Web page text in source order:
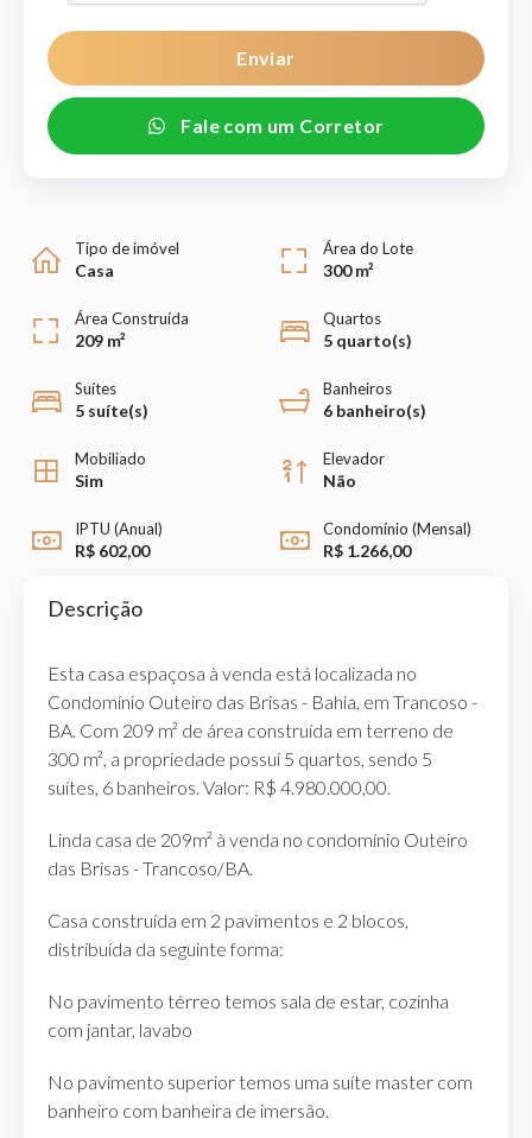
Enviar
Fale com um Corretor
Tipo de imóvel
Casa
Área do Lote
300 m²
Área Construída
209 m²
Quartos
5 quarto(s)
Suítes
5 suíte(s)
Banheiros
6 banheiro(s)
Mobiliado
Sim
Elevador
Não
IPTU (Anual)
R$ 602,00
Condomínio (Mensal)
R$ 1.266,00
Descrição
Esta casa espaçosa à venda está localizada no
Condomínio Outeiro das Brisas - Bahia, em Trancoso -
BA. Com 209 m² de área construída em terreno de
300 m², a propriedade possui 5 quartos, sendo 5
suítes, 6 banheiros. Valor: R$ 4.980.000,00.
Linda casa de 209m² à venda no condomínio Outeiro
das Brisas - Trancoso/BA.
Casa construída em 2 pavimentos e 2 blocos,
distribuída da seguinte forma:
No pavimento térreo temos sala de estar, cozinha
com jantar, lavabo
No pavimento superior temos uma suíte master com
banheiro com banheira de imersão.